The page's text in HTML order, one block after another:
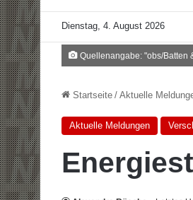
Dienstag, 4. August 2026
Quellenangabe: "obs/Batten
Startseite / Aktuelle
Aktuelle Meldungen